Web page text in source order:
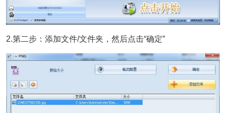
2.第二步：添加文件/文件夹，然后点击“确定”